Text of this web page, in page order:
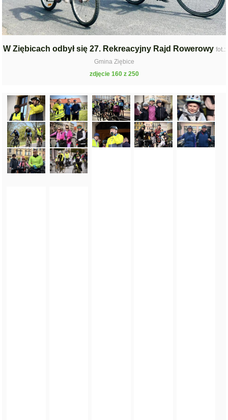
W Ziębicach odbył się 27. Rekreacyjny Rajd Rowerowy fot.:
Gmina Ziębice
zdjęcie 160 z 250